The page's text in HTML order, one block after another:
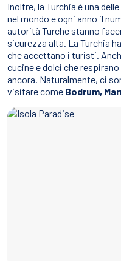
Inoltre, la Turchia è una
nel mondo e ogni anno il
autorità Turche stanno
sicurezza alta. La Turchia
che accettano i turisti.
cucine e dolci che
ancora. Naturalmente, ci
visitare come Bodrum,